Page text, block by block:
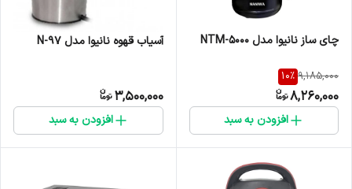
چای ساز نانیوا مدل NTM-5000
9,185,000
10%
8,260,000
افزودن به سبد
آسیاب قهوه نانیوا مدل N-97
3,500,000
افزودن به سبد